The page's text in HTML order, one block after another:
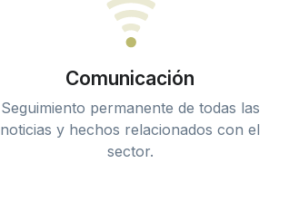
Comunicación
Seguimiento permanente de todas las
noticias y hechos relacionados con el
sector.